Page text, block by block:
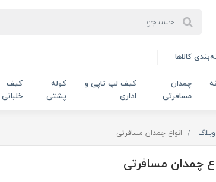
کالاها
چمدان
مسافرتی
کیف لپ تاپی و
اداری
کوله
پشتی
کیف
خلبانی
وبلاگ انواع چمدان مسافرتی
چمدان مسافرتی